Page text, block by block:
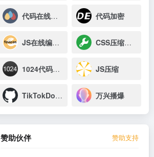
代码在线高亮工具 代码加密
JS在线编辑器 CSS压缩美化
1024代码美化 JS压缩
TikTokDownloader 万兴播爆
赞助伙伴 赞助支持